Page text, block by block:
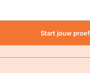
media voor staat. Op
Start jouw